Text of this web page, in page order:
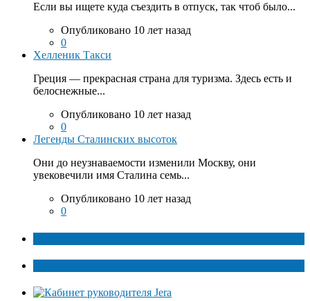
Если вы ищете куда съездить в отпуск, так чтоб было...
Опубликовано 10 лет назад
0
Хелленик Такси
Греция — прекрасная страна для туризма. Здесь есть и
белоснежные...
Опубликовано 10 лет назад
0
Легенды Сталинских высоток
Они до неузнаваемости изменили Москву, они
увековечили имя Сталина семь...
Опубликовано 10 лет назад
0